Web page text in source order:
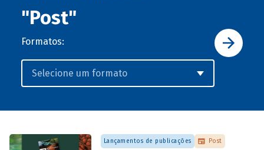
"Post"
Formatos:
Lançamentos de publicações Post